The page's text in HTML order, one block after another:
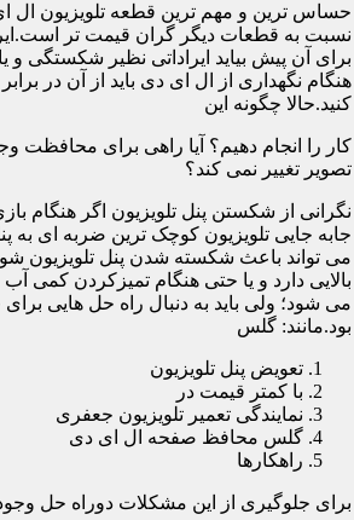
حساس ترین و مهم ترین قطعه تلویزیون ال
نسبت به قطعات دیگر گران قیمت تر
برای آن پیش بیاید ایراداتی نظیر شکستگی و
هنگام نگهداری از ال ای دی باید از آن در
کنید.حالا چگونه این
کار را انجام دهیم؟ آیا راهی برای محافظت
تصویر تغییر نمی کند؟
نگرانی از شکستن پنل تلویزیون اگر هنگام
جابه جایی تلویزیون کوچک ترین ضربه ای به
می تواند باعث شکسته شدن پنل تلویزیون
بالایی دارد و یا حتی هنگام تمیزکردن کمی
می شود؛ ولی باید به دنبال راه حل هایی
بود.مانند: گلس
تعویض پنل تلویزیون
با کمتر قیمت در
نمایندگی تعمیر تلویزیون جعفری
گلس محافظ صفحه ال ای دی
راهکارها
برای جلوگیری از این مشکلات دوراه حل